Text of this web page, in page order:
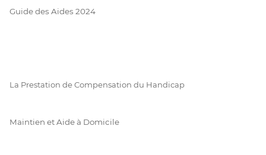
Guide des Aides 2024
La Prestation de Compensation du Handicap
Maintien et Aide à Domicile